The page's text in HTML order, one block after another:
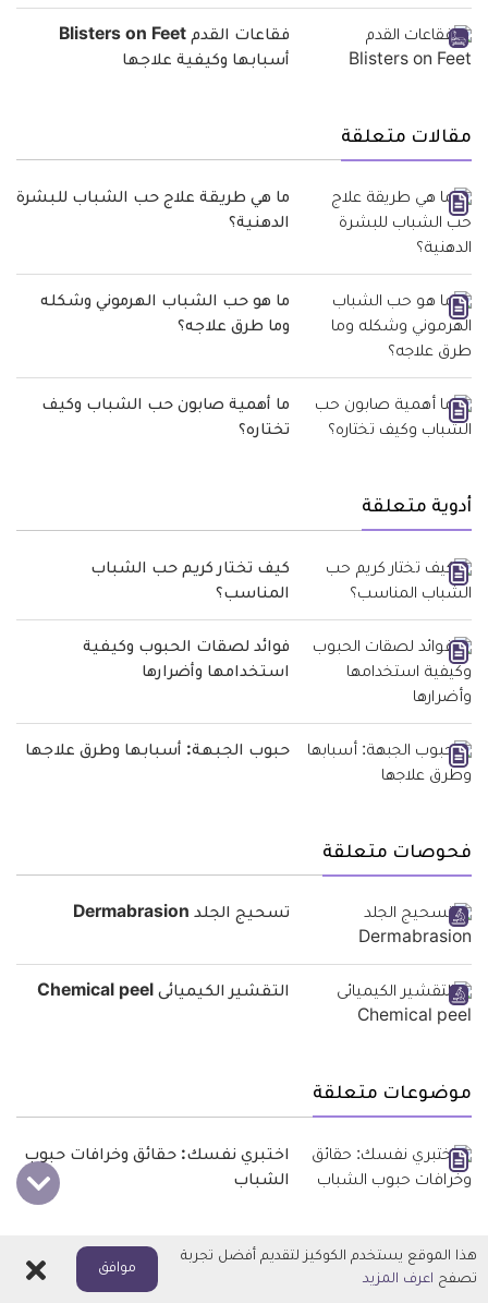
فقاعات القدم Blisters on Feet
أسبابها وكيفية علاجها
مقالات متعلقة
ما هي طريقة علاج حب الشباب للبشرة
الدهنية؟
ما هو حب الشباب الهرموني وشكله
وما طرق علاجه؟
ما أهمية صابون حب الشباب وكيف
تختاره؟
أدوية متعلقة
كيف تختار كريم حب الشباب
المناسب؟
فوائد لصقات الحبوب وكيفية
استخدامها وأضرارها
حبوب الجبهة: أسبابها وطرق علاجها
فحوصات متعلقة
تسحيج الجلد Dermabrasion
التقشير الكيميائى Chemical peel
موضوعات متعلقة
اختبري نفسك: حقائق وخرافات حبوب
الشباب
هذا الموقع يستخدم الكوكيز لتقديم أفضل تجربة
تصفح اعرف المزيد
موافق اغلاق